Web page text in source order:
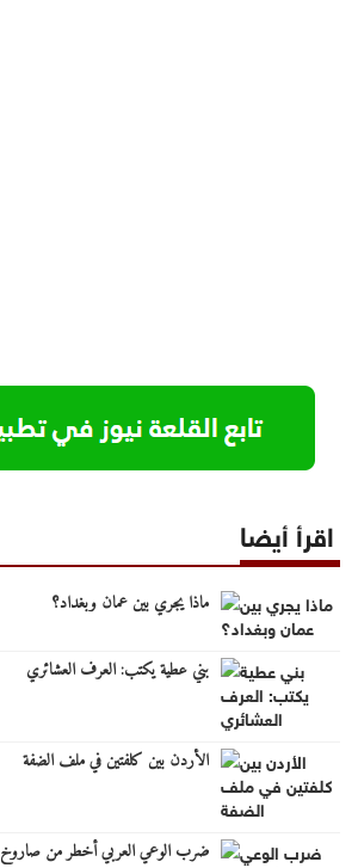
اقرأ أيضا
ماذا يجري بين عمان وبغداد؟
بني عطية يكتب: العرف العشائري
الأردن بين كلفتين في ملف الضفة
ضرب الوعي العربي أخطر من صاروخ RS-28